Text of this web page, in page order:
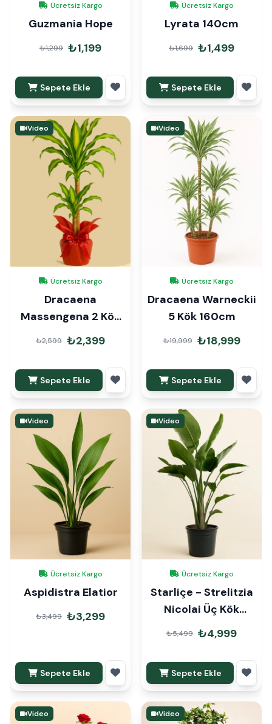
Ücretsiz Kargo
Guzmania Hope
₺1,299 ₺1,199
Sepete Ekle
Ücretsiz Kargo
Lyrata 140cm
₺1,699 ₺1,499
Sepete Ekle
Video
Ücretsiz Kargo
Dracaena
Massengena 2 Kök
90cm Hediye Paketli
₺2,599 ₺2,399
Sepete Ekle
Video
Ücretsiz Kargo
Dracaena Warneckii
5 Kök 160cm
₺19,999 ₺18,999
Sepete Ekle
Video
Ücretsiz Kargo
Aspidistra Elatior
₺3,499 ₺3,299
Sepete Ekle
Video
Ücretsiz Kargo
Starliçe - Strelitzia
Nicolai Üç Kök
160cm
₺5,499 ₺4,999
Sepete Ekle
Video Video